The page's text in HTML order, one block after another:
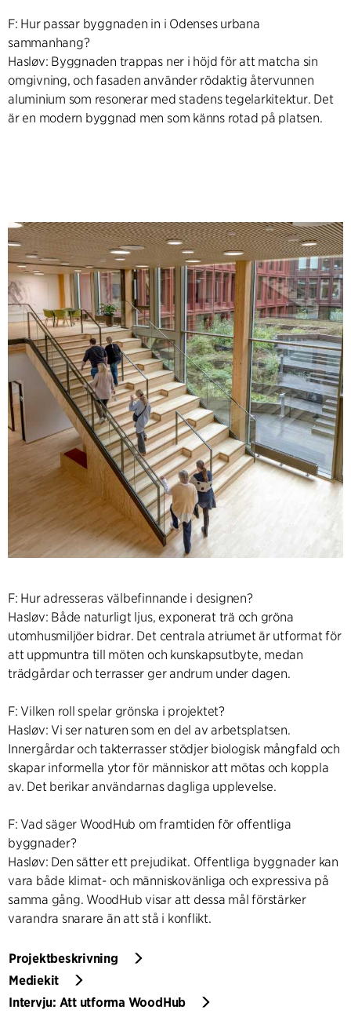
F: Hur passar byggnaden in i Odenses urbana
sammanhang?
Hasløv: Byggnaden trappas ner i höjd för att matcha sin
omgivning, och fasaden använder rödaktig återvunnen
aluminium som resonerar med stadens tegelarkitektur. Det
är en modern byggnad men som känns rotad på platsen.
F: Hur adresseras välbefinnande i designen?
Hasløv: Både naturligt ljus, exponerat trä och gröna
utomhusmiljöer bidrar. Det centrala atriumet är utformat för
att uppmuntra till möten och kunskapsutbyte, medan
trädgårdar och terrasser ger andrum under dagen.
F: Vilken roll spelar grönska i projektet?
Hasløv: Vi ser naturen som en del av arbetsplatsen.
Innergårdar och takterrasser stödjer biologisk mångfald och
skapar informella ytor för människor att mötas och koppla
av. Det berikar användarnas dagliga upplevelse.
F: Vad säger WoodHub om framtiden för offentliga
byggnader?
Hasløv: Den sätter ett prejudikat. Offentliga byggnader kan
vara både klimat- och människovänliga och expressiva på
samma gång. WoodHub visar att dessa mål förstärker
varandra snarare än att stå i konflikt.
Projektbeskrivning
Mediekit
Intervju: Att utforma WoodHub